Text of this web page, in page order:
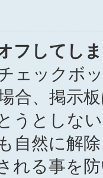
フしてし
ェックボ
合、掲示
うとしな
自然に解
れる事を